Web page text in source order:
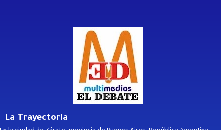
La Trayectoria